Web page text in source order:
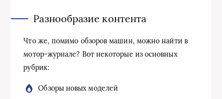
Разнообразие контента
Что же, помимо обзоров машин, можно найти в
мотор-журнале? Вот некоторые из основных
рубрик:
Обзоры новых моделей